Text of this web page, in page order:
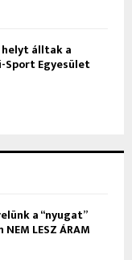
a “nyugat”
LESZ ÁRAM
helyt álltak a
Sport Egyesület